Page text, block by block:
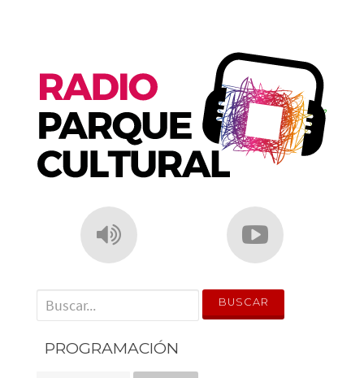
p
' . __('Search for:') . '
PROGRAMACIÓN